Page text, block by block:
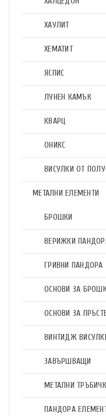
ХАУЛИТ
ХЕМАТИТ
ЯСПИС
ЛУНЕН КАМЪК
КВАРЦ
ОНИКС
ВИСУЛКИ ОТ
МЕТАЛНИ ЕЛЕМЕНТИ
БРОШКИ
ВЕРИЖКИ
ГРИВНИ ПАНДОРА
ОСНОВИ ЗА
ОСНОВИ ЗА
ВИНТИДЖ
ЗАВЪРШВАЩИ
МЕТАЛНИ
ПАНДОРА